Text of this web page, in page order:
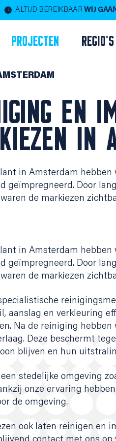
ALTIJD BEREIKBAARWIJ
PROJECTEN REGIO'S
EN
IN
in Amsterdam
geïmpregneerd. Door
de markiezen
in Amsterdam
geïmpregneerd. Door
de markiezen
aanslag en verkleuring
Na de reiniging
Deze beschermt
blijven en hun
stedelijke omgeving
onze ervaring
de omgeving.
ook laten reinigen en